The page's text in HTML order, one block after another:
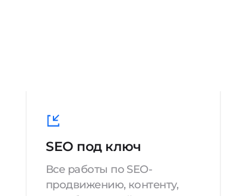
SEO под ключ
Все работы по SEO-
продвижению, контенту,